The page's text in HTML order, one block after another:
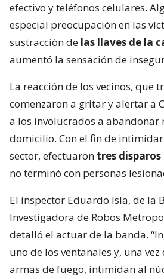
efectivo y teléfonos celulares.
especial preocupación en las
sustracción de las llaves de la
aumentó la sensación de
La reacción de los vecinos, que
comenzaron a gritar y alertar a
a los involucrados a abandonar
domicilio. Con el fin de
sector, efectuaron tres
no terminó con personas
El inspector Eduardo Isla, de la
Investigadora de Robos
detalló el actuar de la banda.
uno de los ventanales y, una
armas de fuego, intimidan al